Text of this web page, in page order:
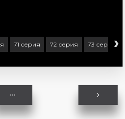
71 серия 72 серия 73 серия›